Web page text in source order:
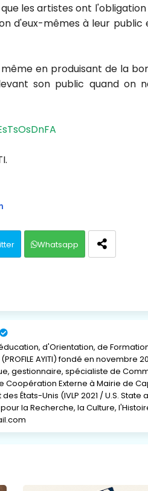
les artistes ont
d'eux-mêmes à leur
en produisant de la
son public quand on
Whatsapp
d'Orientation, de
AYITI) fondé en novembre
gestionnaire, spécialiste de
Coopération Externe à Mairie de
États-Unis (IVLP 2021 / U.S.
la Recherche, la Culture,